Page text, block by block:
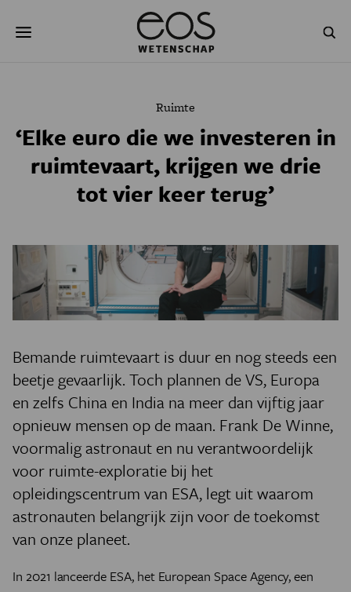
naar
NATUURWETENSCHAPPEN GESCHIEDENIS
PSYCHE & BREIN BLOGS
PODCAST AGENDA
JONGE UITDAGERS
Ruimte
‘Elke euro die we investeren in
ruimtevaart, krijgen we drie
tot vier keer terug’
Bemande ruimtevaart is duur en nog steeds een
beetje gevaarlijk. Toch plannen de VS, Europa
en zelfs China en India na meer dan vijftig jaar
opnieuw mensen op de maan. Frank De Winne,
voormalig astronaut en nu verantwoordelijk
voor ruimte-exploratie bij het
opleidingscentrum van ESA, legt uit waarom
astronauten belangrijk zijn voor de toekomst
van onze planeet.
In 2021 lanceerde ESA, het European Space Agency, een